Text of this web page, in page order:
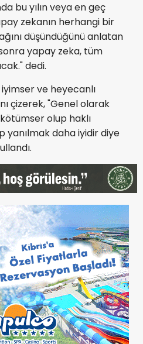
bu yılın veya en geç
zekanın herhangi bir
düşündüğünü anlatan
yapay zeka, tüm
dedi.
ve heyecanlı
çizerek, "Genel olarak
olup haklı
yanılmak daha iyidir diye